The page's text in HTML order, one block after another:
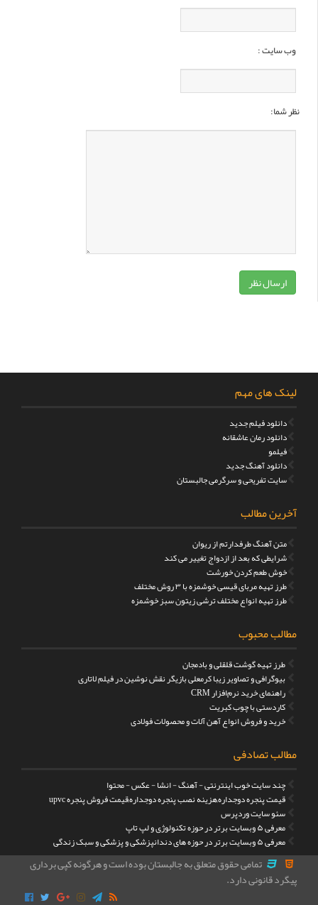
وب سایت :
نظر شما:
لینک های مهم
دانلود فیلم جدید
دانلود رمان عاشقانه
فیلمو
دانلود آهنگ جدید
سایت تفریحی و سرگرمی جالبستان
آخرین مطالب
متن آهنگ طرفدارتم از ریوان
شرایطی که بعد از ازدواج تغییر می کند
خوش طعم کردن خورشت
طرز تهیه مربای قیسی خوشمزه با ۳ روش مختلف
طرز تهیه انواع مختلف ترشی زیتون سبز خوشمزه
مطالب محبوب
طرز تهیه گوشت قلقلی و بادمجان
بیوگرافی و تصاویر زیبا کرمعلی بازیگر نقش نوشین در فیلم لاتاری
راهنمای خرید نرم‌افزار CRM
کاردستی با چوب کبریت
خرید و فروش انواع آهن آلات و محصولات فولادی
مطالب تصادفی
چند سایت خوب اینترنتی - آهنگ - انشا - عکس - محتوا
قیمت پنجره دوجداره,هزینه نصب پنجره دوجداره,قیمت فروش پنجره upvc
سئو سایت وردپرس
معرفی ۵ وبسایت برتر در حوزه تکنولوژی و لپ تاپ
معرفی ۵ وبسایت برتر در حوزه های دندانپزشکی و پزشکی و سبک زندگی
تمامی حقوق متعلق به جالبستان بوده است و هرگونه کپی برداری
پیگرد قانونی دارد.